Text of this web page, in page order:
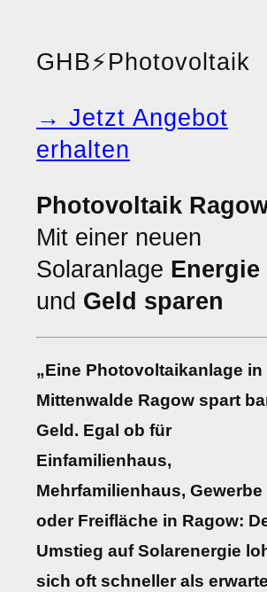
GHB⚡Photovoltaik
→ Jetzt Angebot
erhalten
Photovoltaik
Mit einer neuen
Solaranlage Energie
und Geld sparen
„Eine Photovoltaikanlage in
Mittenwalde Ragow spart
Geld. Egal ob für
Einfamilienhaus,
Mehrfamilienhaus, Gewerbe
oder Freifläche in Ragow:
Umstieg auf Solarenergie
sich oft schneller als